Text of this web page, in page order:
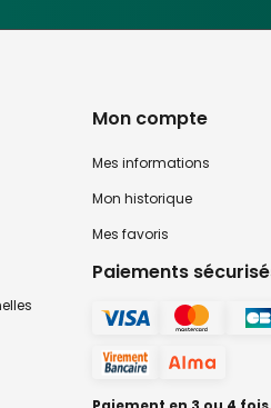
Mon compte
Mes informations
Mon historique
Mes favoris
Paiements